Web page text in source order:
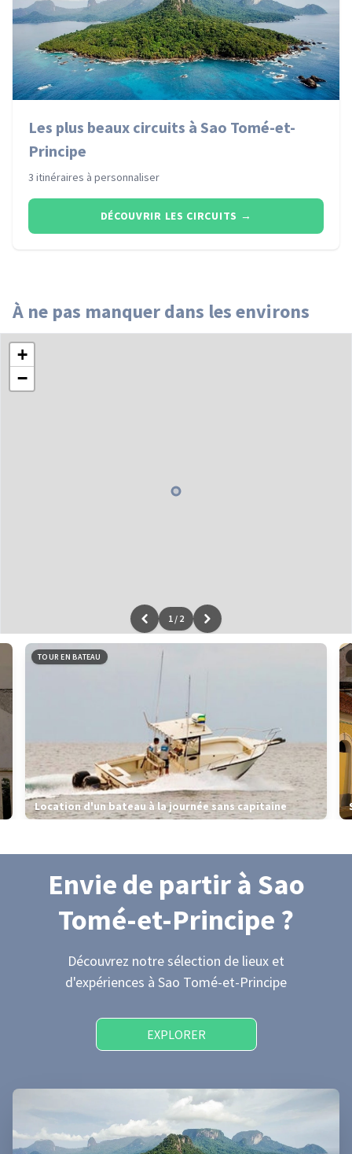
Les plus beaux circuits à Sao Tomé-et-
Principe
3 itinéraires à personnaliser
DÉCOUVRIR LES CIRCUITS →
À ne pas manquer dans les environs
+
−
Leaflet|données ©OpenStreetMap/ODbL - renduOSM France
1 / 2
TOUR EN BATEAU
Location d'un bateau à la journée sans capitaine
Envie de partir à Sao
Tomé-et-Principe ?
Découvrez notre sélection de lieux et
d'expériences à Sao Tomé-et-Principe
EXPLORER